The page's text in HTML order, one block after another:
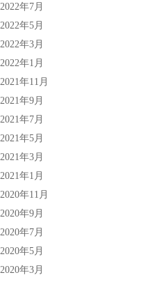
2022年7月
2022年5月
2022年3月
2022年1月
2021年11月
2021年9月
2021年7月
2021年5月
2021年3月
2021年1月
2020年11月
2020年9月
2020年7月
2020年5月
2020年3月